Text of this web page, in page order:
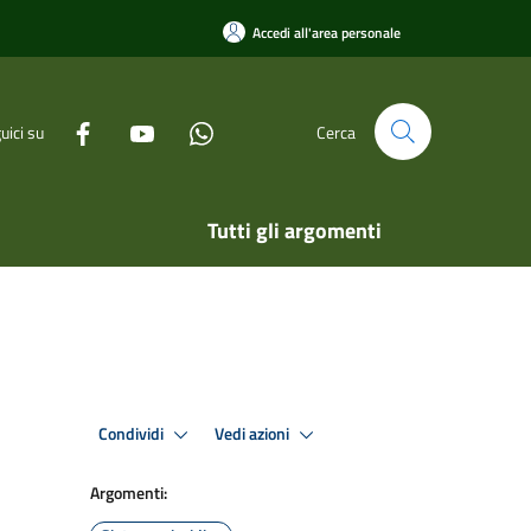
Accedi all'area personale
su Cerca
Tutti gli argomenti
Condividi Vedi azioni
Argomenti: